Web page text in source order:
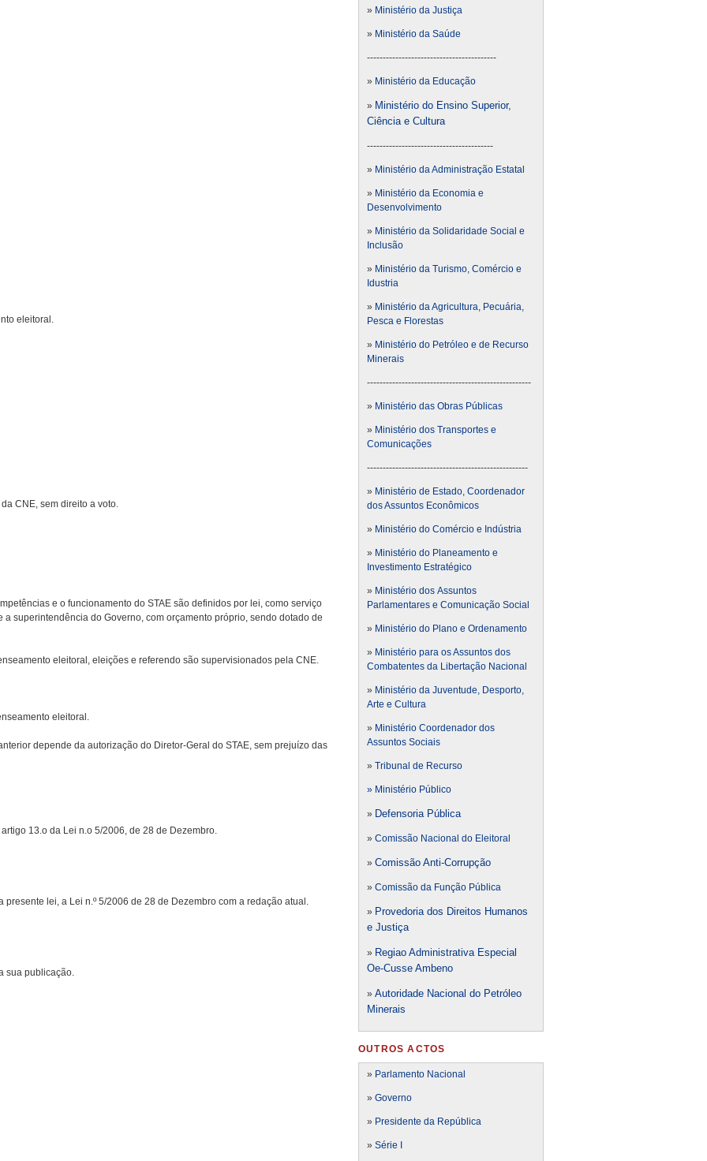
eleitoral.
CNE, sem direito a voto.
e o funcionamento do STAE são definidos por lei, como serviço
superintendência do Governo, com orçamento próprio, sendo dotado de
eleitoral, eleições e referendo são supervisionados pela CNE.
eleitoral.
depende da autorização do Diretor-Geral do STAE, sem prejuízo das
13.o da Lei n.o 5/2006, de 28 de Dezembro.
lei, a Lei n.º 5/2006 de 28 de Dezembro com a redação atual.
sua publicação.
» Ministério da Justiça
» Ministério da Saúde
-----------------------------------------
» Ministério da Educação
» Ministério do Ensino Superior,
Ciência e Cultura
----------------------------------------
» Ministério da Administração Estatal
» Ministério da Economia e
Desenvolvimento
» Ministério da Solidaridade Social e
Inclusão
» Ministério da Turismo, Comércio e
Idustria
» Ministério da Agricultura, Pecuária,
Pesca e Florestas
» Ministério do Petróleo e de Recurso
Minerais
----------------------------------------------------
» Ministério das Obras Públicas
» Ministério dos Transportes e
Comunicações
---------------------------------------------------
» Ministério de Estado, Coordenador
dos Assuntos Econômicos
» Ministério do Comércio e Indústria
» Ministério do Planeamento e
Investimento Estratégico
» Ministério dos Assuntos
Parlamentares e Comunicação Social
» Ministério do Plano e Ordenamento
» Ministério para os Assuntos dos
Combatentes da Libertação Nacional
» Ministério da Juventude, Desporto,
Arte e Cultura
» Ministério Coordenador dos
Assuntos Sociais
» Tribunal de Recurso
» Ministério Público
» Defensoria Pública
» Comissão Nacional do Eleitoral
» Comissão Anti-Corrupção
» Comissão da Função Pública
» Provedoria dos Direitos Humanos
e Justiça
» Regiao Administrativa Especial
Oe-Cusse Ambeno
» Autoridade Nacional do Petróleo
Minerais
OUTROS ACTOS
» Parlamento Nacional
» Governo
» Presidente da República
» Série I